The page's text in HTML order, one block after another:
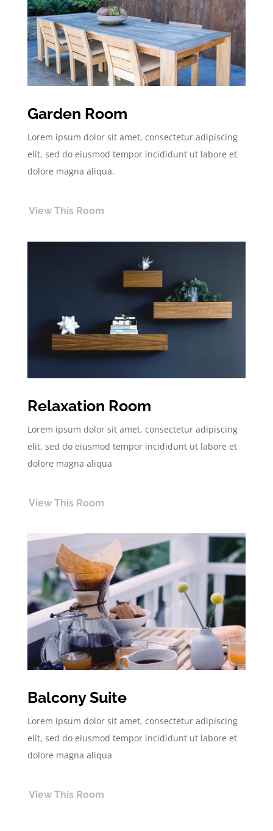
Garden Room
Lorem ipsum dolor sit amet, consectetur adipiscing
elit, sed do eiusmod tempor incididunt ut labore et
dolore magna aliqua.
View This Room
Relaxation Room
Lorem ipsum dolor sit amet, consectetur adipiscing
elit, sed do eiusmod tempor incididunt ut labore et
dolore magna aliqua
View This Room
Balcony Suite
Lorem ipsum dolor sit amet, consectetur adipiscing
elit, sed do eiusmod tempor incididunt ut labore et
dolore magna aliqua
View This Room